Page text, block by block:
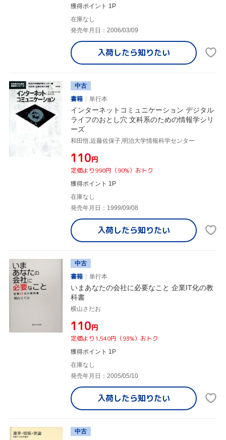
獲得ポイント 1P
在庫なし
発売年月日：2006/03/09
入荷したら知りたい
中古
書籍
単行本
インターネットコミュニケーション デジタル
ライフのおとし穴 文科系のための情報学シリ
ーズ
和田悟,近藤佐保子,明治大学情報科学センター
¥110円
定価より990円（90%）おトク
獲得ポイント 1P
在庫なし
発売年月日：1999/09/08
入荷したら知りたい
中古
書籍
単行本
いまあなたの会社に必要なこと 企業IT化の教
科書
横山さだお
¥110円
定価より1,540円（93%）おトク
獲得ポイント 1P
在庫なし
発売年月日：2005/05/10
入荷したら知りたい
中古